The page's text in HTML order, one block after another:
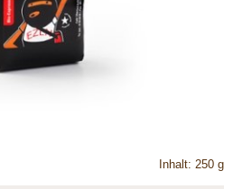
Inhalt: 250 g